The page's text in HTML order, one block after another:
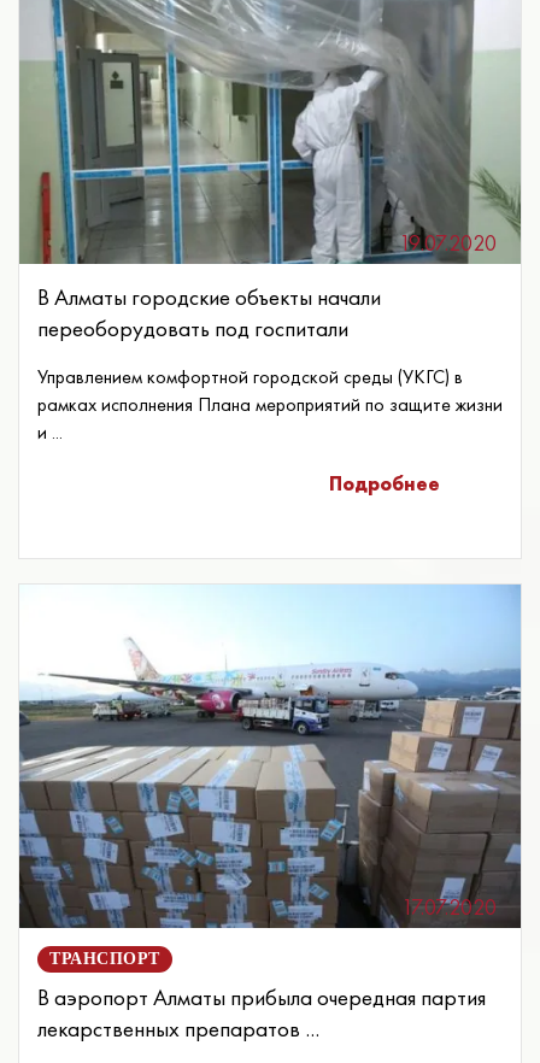
19.07.2020
В Алматы городские объекты начали
переоборудовать под госпитали
Управлением комфортной городской среды (УКГС) в
рамках исполнения Плана мероприятий по защите жизни
и ...
Подробнее
17.07.2020
ТРАНСПОРТ
В аэропорт Алматы прибыла очередная партия
лекарственных препаратов ...